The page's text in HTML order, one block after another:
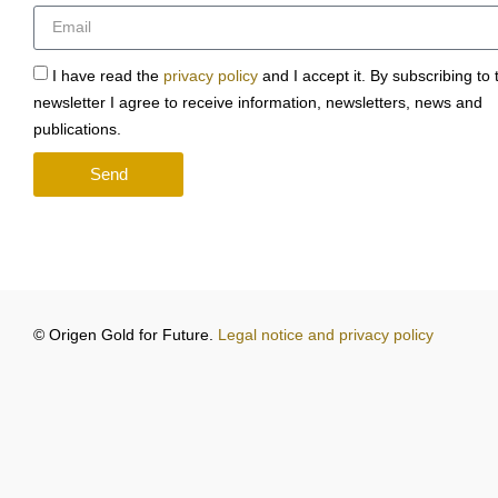
I have read the privacy policy and I accept it. By subscribing to
newsletter I agree to receive information, newsletters, news and
publications.
Send
© Origen Gold for Future. Legal notice and privacy policy